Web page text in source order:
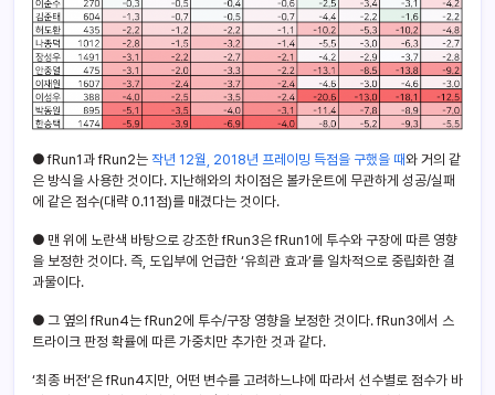
● fRun1과 fRun2는 작년 12월, 2018년 프레이밍 득점을 구했을 때와 거의 같
은 방식을 사용한 것이다. 지난해와의 차이점은 볼카운트에 무관하게 성공/실패
에 같은 점수(대략 0.11점)를 매겼다는 것이다.
● 맨 위에 노란색 바탕으로 강조한 fRun3은 fRun1에 투수와 구장에 따른 영향
을 보정한 것이다. 즉, 도입부에 언급한 ‘유희관 효과’를 일차적으로 중립화한 결
과물이다.
● 그 옆의 fRun4는 fRun2에 투수/구장 영향을 보정한 것이다. fRun3에서 스
트라이크 판정 확률에 따른 가중치만 추가한 것과 같다.
‘최종 버전’은 fRun4지만, 어떤 변수를 고려하느냐에 따라서 선수별로 점수가 바